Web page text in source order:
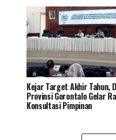
Kejar Target Akhir Tahun,
Provinsi Gorontalo Gelar
Konsultasi Pimpinan